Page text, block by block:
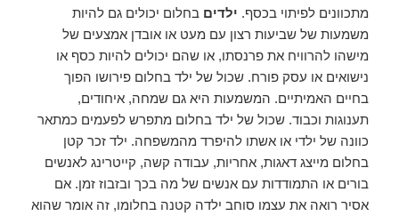
מתכוונים לפיתוי בכסף. ילדים בחלום יכולים גם להיות
משמעות של שביעות רצון עם מעט או אובדן אמצעים של
מישהו להרוויח את פרנסתו, או שהם יכולים להיות כסף או
נישואים או עסק פורח. שכול של ילד בחלום פירושו הפוך
בחיים האמיתיים. המשמעות היא גם שמחה, איחודים,
תענוגות וכבוד. שכול של ילד בחלום מתפרש לפעמים כמתאר
כוונה של ילדי או אשתו להיפרד מהמשפחה. ילד זכר קטן
בחלום מייצג דאגות, אחריות, עבודה קשה, קייטרינג לאנשים
בורים או התמודדות עם אנשים של מה בכך ובזבוז זמן. אם
אסיר רואה את עצמו סוחב ילדה קטנה בחלומו, זה אומר שהוא